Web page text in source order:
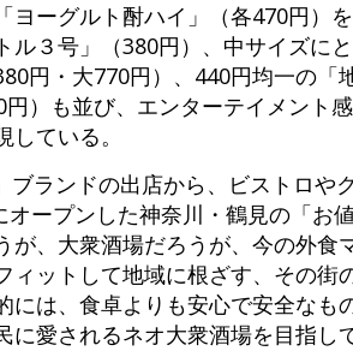
ヨーグルト酎ハイ」（各470円）
３号」（380円）、中サイズに
円・大770円）、440円均一の「
）も並び、エンターテイメント
ている。
ランドの出店から、ビストロや
ープンした神奈川・鶴見の「お
、大衆酒場だろうが、今の外食
ットして地域に根ざす、その街
は、食卓よりも安心で安全なも
愛されるネオ大衆酒場を目指し